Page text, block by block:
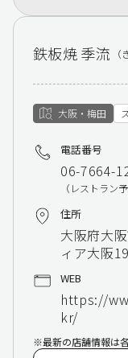
鉄板焼 季流 （
大阪・梅田
電話番号
06-7664-
（レストラン予
住所
大阪府大
ィア大阪
WEB
https://
kr/
最新の店舗情報は